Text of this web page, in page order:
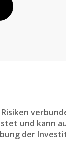
und kann
der